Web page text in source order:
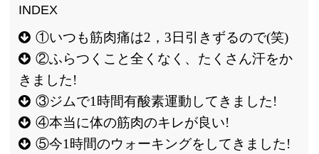
①いつも筋肉痛は2，3日引きずるので(笑)
②ふらつくこと全くなく、たくさん汗をか
きました!
③ジムで1時間有酸素運動してきました!
④本当に体の筋肉のキレが良い!
⑤今1時間のウォーキングをしてきました!